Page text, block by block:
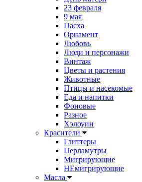
23 февраля
9 мая
Пасха
Орнамент
Любовь
Люди и персонажи
Винтаж
Цветы и растения
Животные
Птицы и насекомые
Еда и напитки
Фоновые
Разное
Хэлоуин
Красители
Глиттеры
Перламутры
Мигрирующие
НЕмигрирующие
Масла